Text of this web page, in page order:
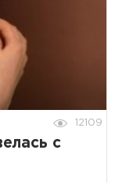
12109
с